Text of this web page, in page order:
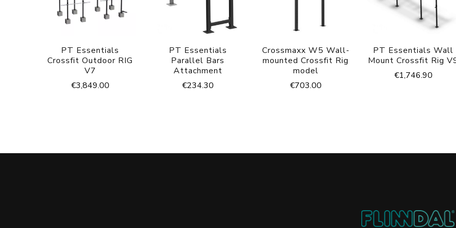
PT Essentials
Crossfit Outdoor RIG
V7
€3,849.00
PT Essentials
Parallel Bars
Attachment
€234.30
Crossmaxx W5 Wall-
mounted Crossfit Rig
model
€703.00
PT Essentials Wall
Mount Crossfit Rig
€1,746.90